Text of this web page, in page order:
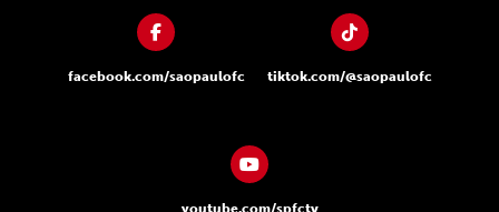
facebook.com/saopaulofc tiktok.com/@saopaulofc
youtube.com/spfctv